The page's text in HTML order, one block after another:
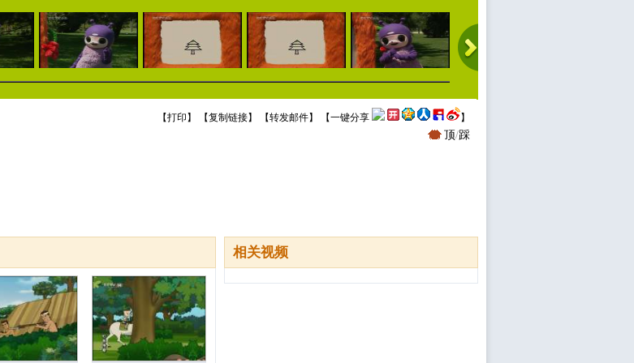
【打印 】 【复制链接】 【转发邮件】 【一键分享 】
顶/踩
相关视频